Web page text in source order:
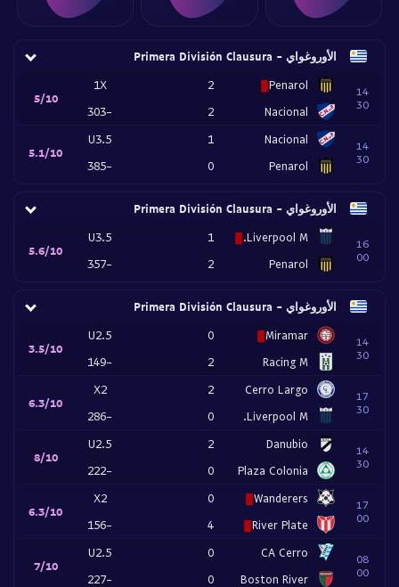
الأوروغواي - Primera División Clausura
14
30
Penarol
Nacional
2
2
1X
-303
5/10
14
30
Nacional
Penarol
1
0
U3.5
-385
5.1/10
الأوروغواي - Primera División Clausura
16
00
Liverpool M.
Penarol
1
2
U3.5
-357
5.6/10
الأوروغواي - Primera División Clausura
14
30
Miramar
Racing M
0
2
U2.5
-149
3.5/10
17
30
Cerro Largo
Liverpool M.
2
0
X2
-286
6.3/10
14
30
Danubio
Plaza Colonia
2
0
U2.5
-222
8/10
17
00
Wanderers
River Plate
0
4
X2
-156
6.3/10
08
00
CA Cerro
Boston River
0
0
U2.5
-227
7/10